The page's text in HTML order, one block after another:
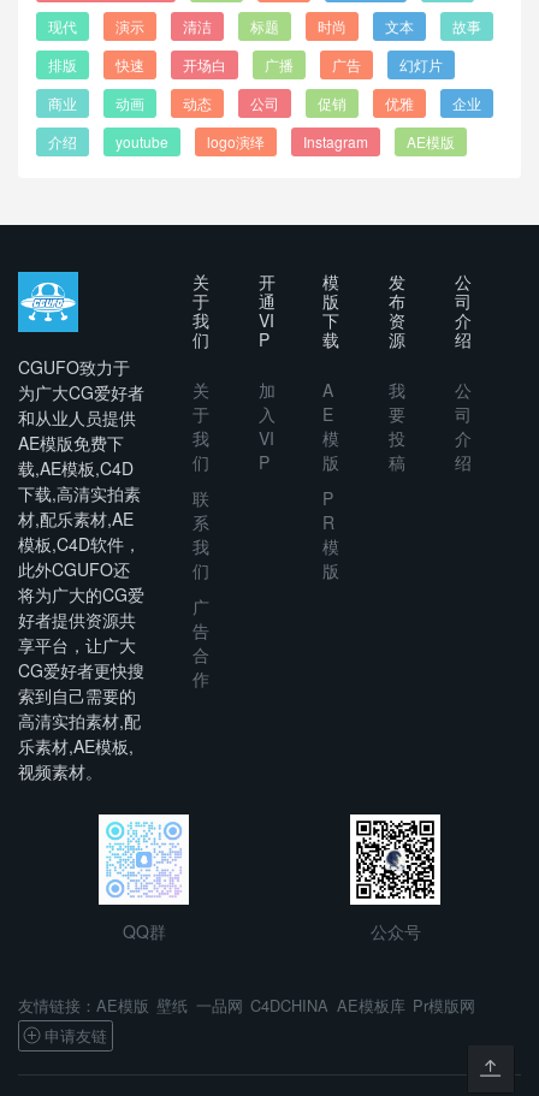
现代
演示 清洁 标题 时尚 文本
故事
排版
快速 开场白 广播 广告
幻灯片
商业
动画 动态 公司 促销 优雅
企业
介绍
youtube logo演绎 Instagram AE模版
CGUFO致力于
为广大CG爱好者
和从业人员提供
AE模版免费下
载,AE模板,C4D
下载,高清实拍素
材,配乐素材,AE
模板,C4D软件，
此外CGUFO还
将为广大的CG爱
好者提供资源共
享平台，让广大
CG爱好者更快搜
索到自己需要的
高清实拍素材,配
乐素材,AE模板,
视频素材。
关
于
我
们
关
于
我
们
联
系
我
们
广
告
合
作
开
通
VI
P
加
入
VI
P
模
版
下
载
A
E
模
版
P
R
模
版
发
布
资
源
我
要
投
稿
公
司
介
绍
公
司
介
绍
QQ群 公众号
友情链接： AE模版 壁纸 一品网 C4DCHINA AE模板库 Pr模版网
申请友链